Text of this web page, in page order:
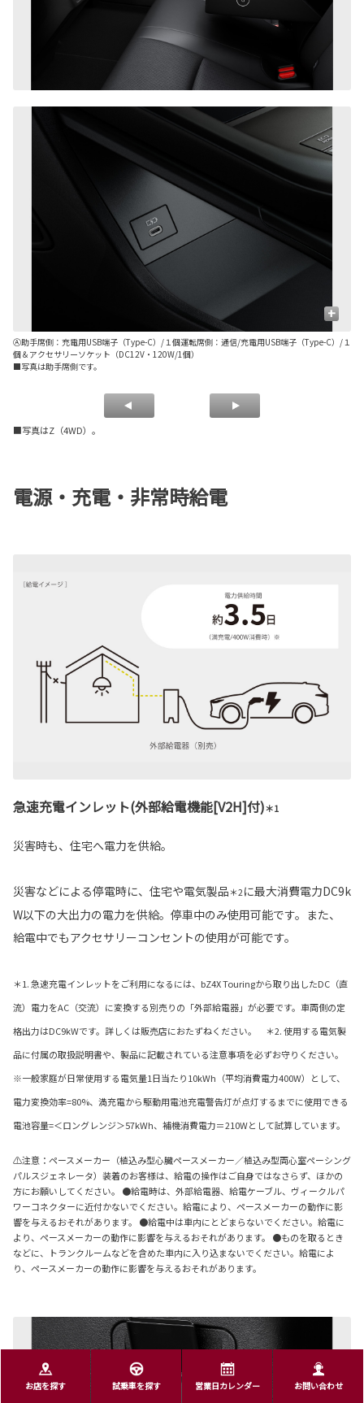
+
Ⓐ助手席側：充電用USB端子（Type-C）/１個運転席側：通信/充電用USB端子（Type-C）/１
個＆アクセサリーソケット（DC12V・120W/1個）
■写真は助手席側です。
■写真はZ（4WD）。
電源・充電・非常時給電
急速充電インレット(外部給電機能[V2H]付)＊1
災害時も、住宅へ電力を供給。
災害などによる停電時に、住宅や電気製品＊2に最大消費電力DC9k
W以下の大出力の電力を供給。停車中のみ使用可能です。また、
給電中でもアクセサリーコンセントの使用が可能です。
＊1. 急速充電インレットをご利用になるには、bZ4X Touringから取り出したDC（直
流）電力をAC（交流）に変換する別売りの「外部給電器」が必要です。車両側の定
格出力はDC9kWです。詳しくは販売店におたずねください。 ＊2. 使用する電気製
品に付属の取扱説明書や、製品に記載されている注意事項を必ずお守りください。
※一般家庭が日常使用する電気量1日当たり10kWh（平均消費電力400W）として、
電力変換効率=80%、満充電から駆動用電池充電警告灯が点灯するまでに使用できる
電池容量=＜ロングレンジ＞57kWh、補機消費電力＝210Wとして試算しています。
⚠注意：ペースメーカー（植込み型心臓ペースメーカー／植込み型両心室ペーシング
パルスジェネレータ）装着のお客様は、給電の操作はご自身ではなさらず、ほかの
方にお願いしてください。 ●給電時は、外部給電器、給電ケーブル、ヴィークルパ
ワーコネクターに近付かないでください。給電により、ペースメーカーの動作に影
響を与えるおそれがあります。 ●給電中は車内にとどまらないでください。給電に
より、ペースメーカーの動作に影響を与えるおそれがあります。 ●ものを取るとき
などに、トランクルームなどを含めた車内に入り込まないでください。給電によ
り、ペースメーカーの動作に影響を与えるおそれがあります。
お店を探す 試乗車を探す 営業日カレンダー お問い合わせ